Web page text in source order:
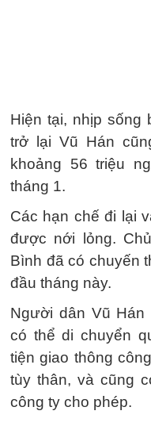
Hiện tại, nhịp sống
trở lại Vũ Hán
khoảng 56 triệu
tháng 1.
Các hạn chế đi lại
được nới lỏng.
Bình đã có chuyến
đầu tháng này.
Người dân Vũ
có thể di chuyển
tiện giao thông
tùy thân, và cũng
công ty cho phép.